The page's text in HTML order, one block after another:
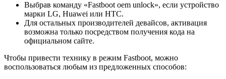
Выбрав команду «Fastboot oem unlock», если устройство
марки LG, Huawei или HTC.
Для остальных производителей девайсов, активация
возможна только посредством получения кода на
официальном сайте.
Чтобы привести технику в режим Fastboot, можно
воспользоваться любым из предложенных способов: